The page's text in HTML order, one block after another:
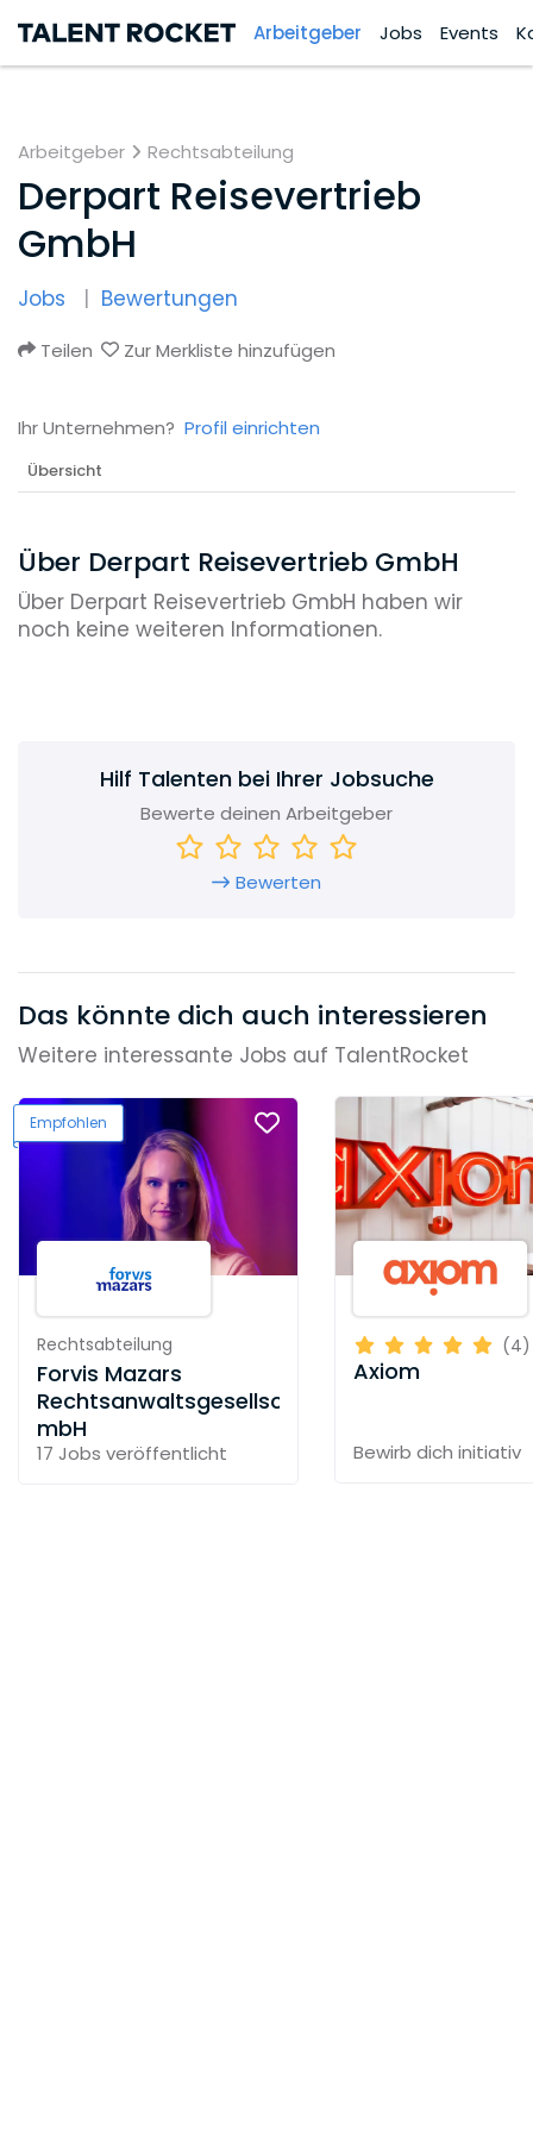
Arbeitgeber Jobs Events
Arbeitgeber Rechtsabteilung
Derpart Reisevertrieb
GmbH
Jobs Bewertungen
Teilen Zur Merkliste hinzufügen
Ihr Unternehmen? Profil einrichten
Übersicht
Über Derpart Reisevertrieb GmbH
Über Derpart Reisevertrieb GmbH haben wir
noch keine weiteren Informationen.
Hilf Talenten bei Ihrer Jobsuche
Bewerte deinen Arbeitgeber
Bewerten
Das könnte dich auch interessieren
Weitere interessante Jobs auf TalentRocket
Empfohlen
Rechtsabteilung
Forvis Mazars
Rechtsanwaltsgesellschaft
mbH
17 Jobs veröffentlicht
(4)
Axiom
Bewirb dich initiativ